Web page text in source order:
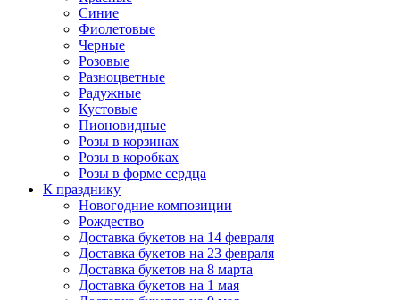
Синие
Фиолетовые
Черные
Розовые
Разноцветные
Радужные
Кустовые
Пионовидные
Розы в корзинах
Розы в коробках
Розы в форме сердца
К празднику
Новогодние композиции
Рождество
Доставка букетов на 14 февраля
Доставка букетов на 23 февраля
Доставка букетов на 8 марта
Доставка букетов на 1 мая